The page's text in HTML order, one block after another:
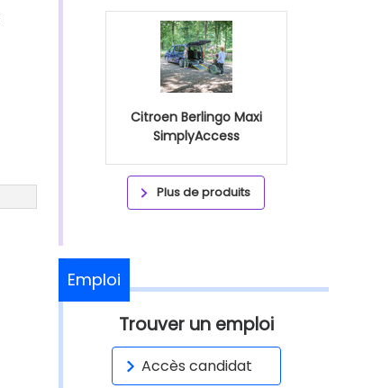
Citroen Berlingo Maxi
SimplyAccess
Plus de produits
Emploi
Trouver un emploi
Accès candidat